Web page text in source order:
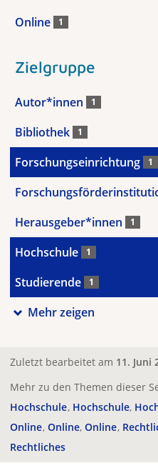
Online 1
Zielgruppe
Autor*innen 1
Bibliothek 1
Forschungseinrichtung 1
Herausgeber*innen 1
Hochschule 1
Studierende 1
Mehr zeigen
Zuletzt bearbeitet am 11. Juni
Mehr zu den Themen dieser
Hochschule Hochschule
Online Online Online
Rechtliches